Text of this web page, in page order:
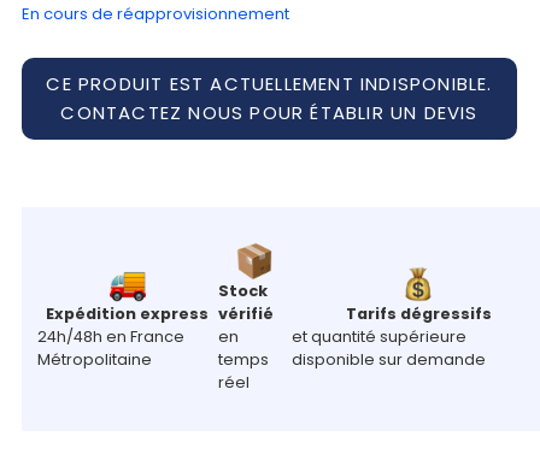
En cours de réapprovisionnement
CE PRODUIT EST ACTUELLEMENT INDISPONIBLE.
CONTACTEZ NOUS POUR ÉTABLIR UN DEVIS
Expédition express
24h/48h en France
Métropolitaine
Stock
vérifié
en
temps
réel
Tarifs dégressifs
et quantité supérieure
disponible sur demande